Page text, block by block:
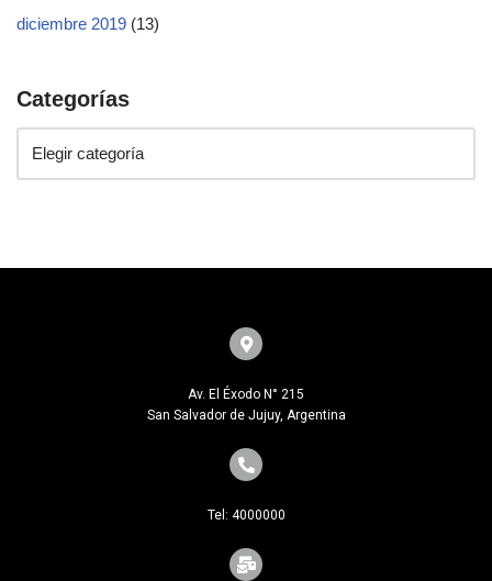
diciembre 2019 (13)
Categorías
Av. El Éxodo N° 215
San Salvador de Jujuy, Argentina
Tel: 4000000